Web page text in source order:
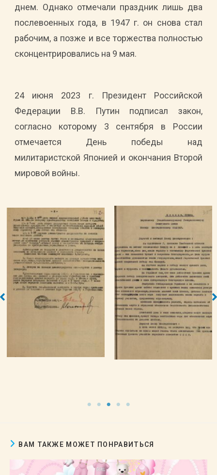
днем. Однако отмечали праздник лишь два
послевоенных года, в 1947 г. он снова стал
рабочим, а позже и все торжества полностью
сконцентрировались на 9 мая.
24 июня 2023 г. Президент Российской
Федерации В.В. Путин подписал закон,
согласно которому 3 сентября в России
отмечается День победы над
милитаристской Японией и окончания Второй
мировой войны.
ВАМ ТАКЖЕ МОЖЕТ ПОНРАВИТЬСЯ